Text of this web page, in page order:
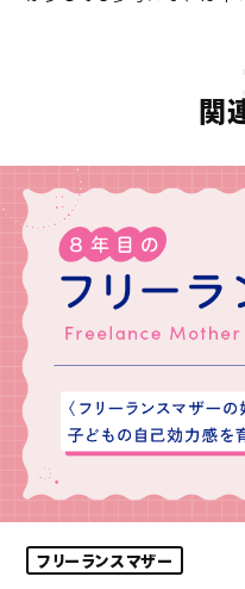
関
フリーランスマザー